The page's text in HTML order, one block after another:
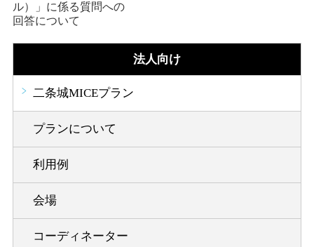
ル）」に係る質問への
回答について
法人向け
二条城MICEプラン
プランについて
利用例
会場
コーディネーター